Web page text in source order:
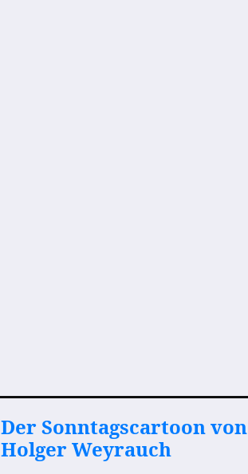
Der Sonntagscartoon von
Holger Weyrauch